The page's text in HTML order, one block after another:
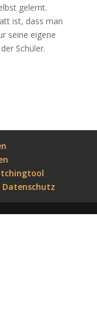
gelernt.
ist, dass man
seine eigene
Schüler.
Datenschutz